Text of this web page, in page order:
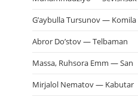
G’aybulla Tursunov — Komila
Abror Do’stov — Telbaman
Massa, Ruhsora Emm — San
Mirjalol Nematov — Kabutar